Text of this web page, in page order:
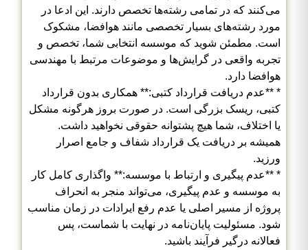
می‌کنند که در تمامی رشته‌ها تخصص دارند. این ادعا در
مورد رشته‌های بسیار تخصصی مانند هوافضا، مشکوک
است. مطمئن شوید که موسسه انتخابی شما، تخصص و
تجربه واقعی در گرایش‌ها و موضوعات مرتبط با مهندسی
هوافضا دارد.
* **عدم دریافت قرارداد کتبی:** همکاری بدون قرارداد
کتبی، ریسک بزرگی است. در صورت بروز هرگونه مشکل
یا اختلاف، شما هیچ پشتوانه حقوقی نخواهید داشت.
همیشه بر دریافت یک قرارداد شفاف و جامع اصرار
ورزید.
* **عدم پیگیری و ارتباط با موسسه:** واگذاری کامل کار
به موسسه و عدم پیگیری، می‌تواند منجر به انحراف
پروژه از مسیر اصلی یا عدم رفع ایرادات در زمان مناسب
شود. مسئولیت پایان‌نامه در نهایت با شماست، پس
فعالانه درگیر فرآیند باشید.